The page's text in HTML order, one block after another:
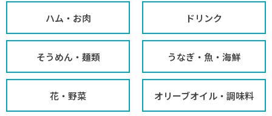
ハム・お肉 ドリンク
そうめん・麺類 うなぎ・魚・海鮮
花・野菜 オリーブオイル・調味料